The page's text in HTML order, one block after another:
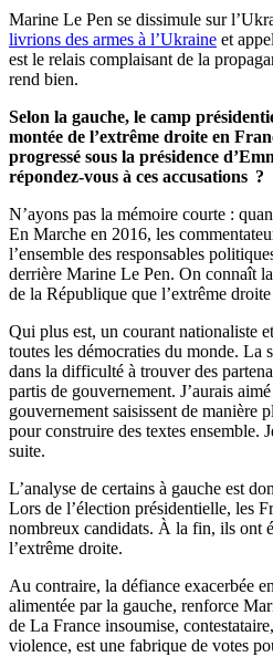
Marine Le Pen se dissimule sur
livrions des armes à l’Ukraine et
est le relais complaisant de la
rend bien.
Selon la gauche, le camp
montée de l’extrême droite en
progressé sous la présidence
répondez-vous à ces accusations ?
N’ayons pas la mémoire courte :
En Marche en 2016, les
l’ensemble des responsables
derrière Marine Le Pen. On connaît
de la République que l’extrême
Qui plus est, un courant nationaliste
toutes les démocraties du monde. La
dans la difficulté à trouver des
partis de gouvernement. J’aurais
gouvernement saisissent de manière
pour construire des textes ensemble.
suite.
L’analyse de certains à gauche est
Lors de l’élection présidentielle, les
nombreux candidats. À la fin, ils ont
l’extrême droite.
Au contraire, la défiance exacerbée
alimentée par la gauche, renforce
de La France insoumise,
violence, est une fabrique de votes